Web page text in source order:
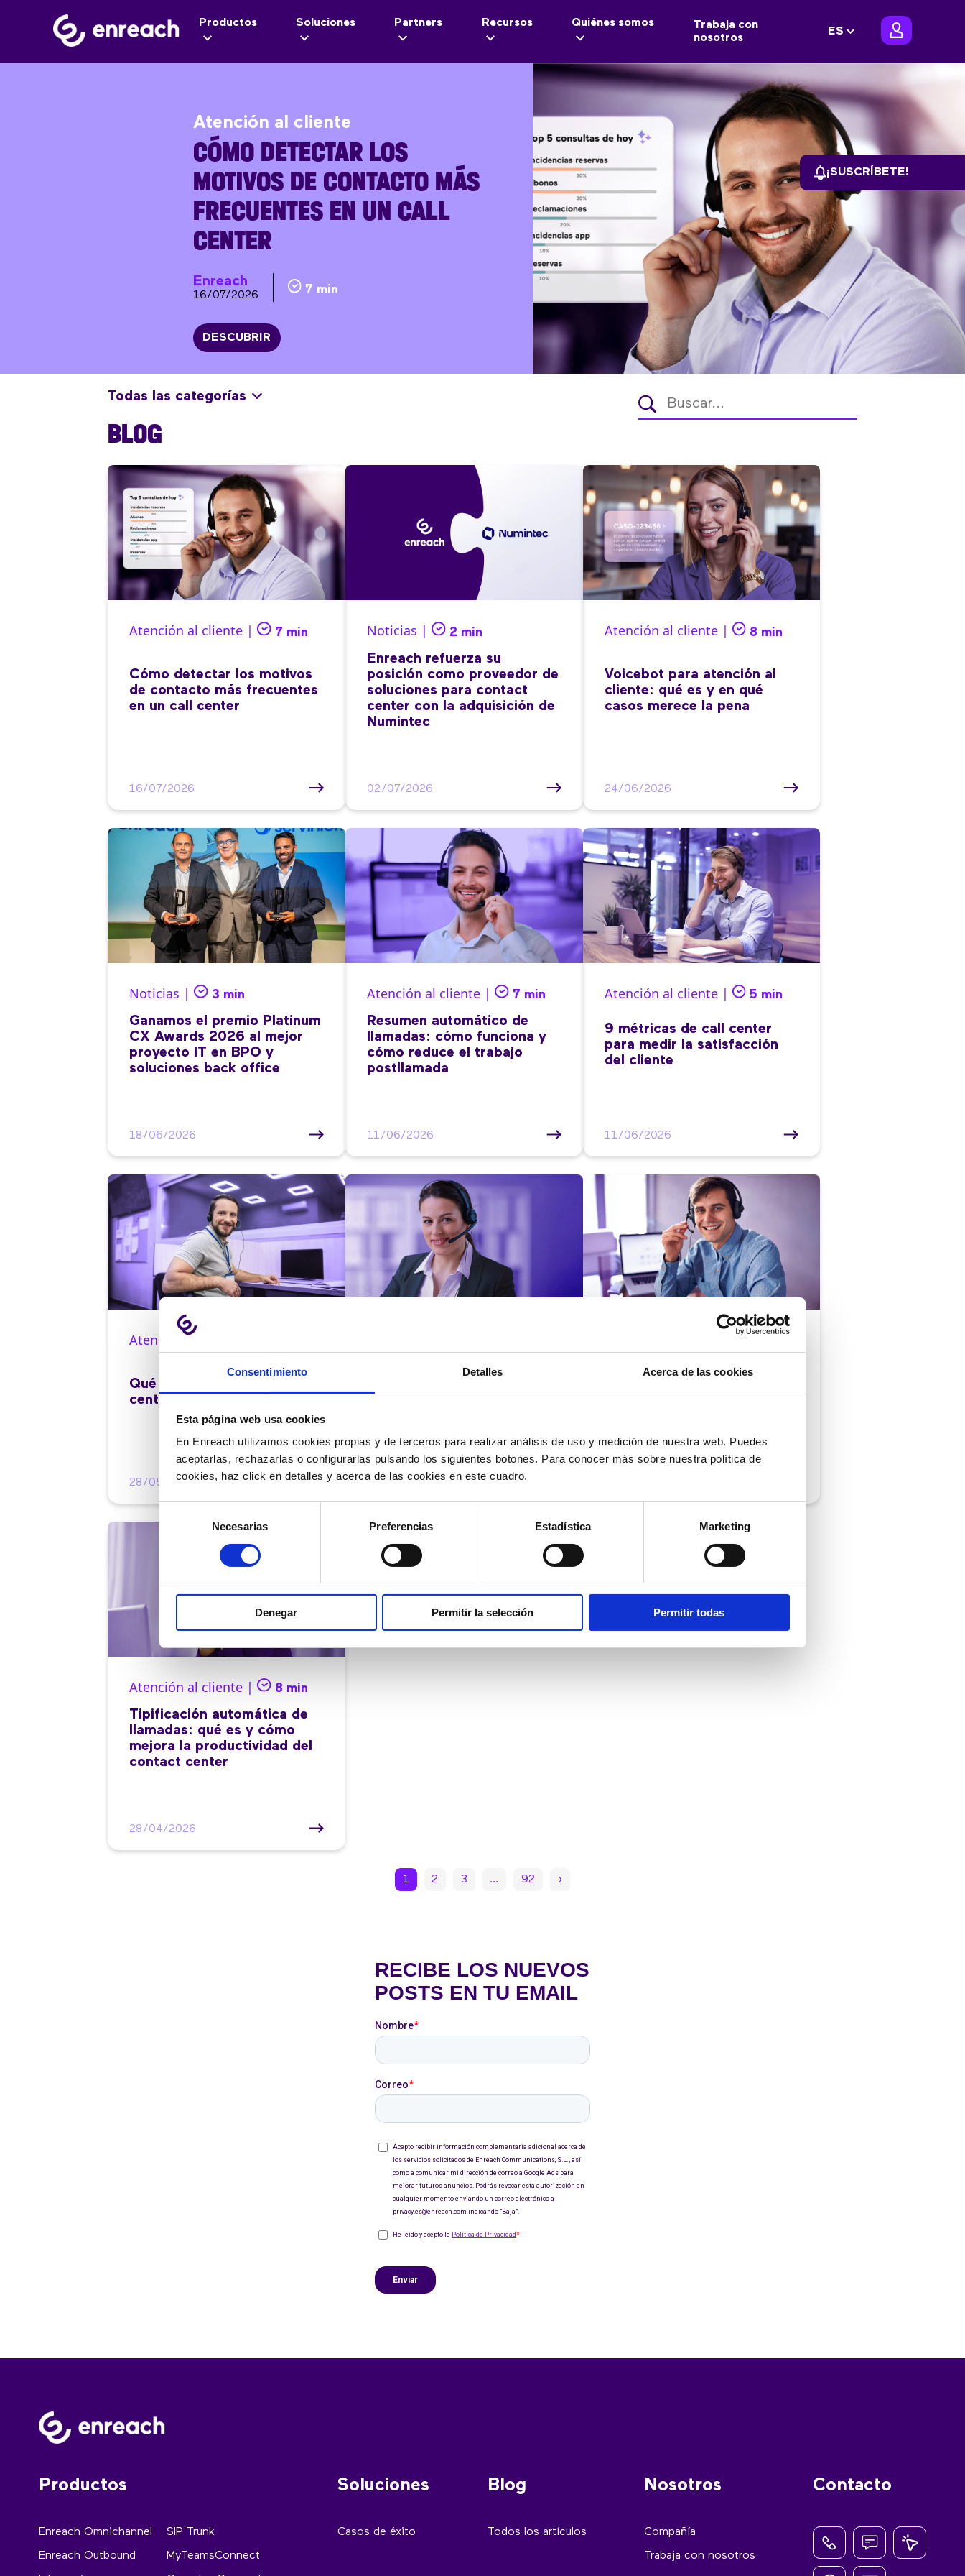
Consentimiento Detalles Acerca de las cookies
Esta página web usa cookies
En Enreach utilizamos cookies propias y de terceros para realizar análisis de uso y medición de nuestra web. Puedes
aceptarlas, rechazarlas o configurarlas pulsando los siguientes botones. Para conocer más sobre nuestra política de
cookies, haz click en detalles y acerca de las cookies en este cuadro.
consentimiento
Necesarias Preferencias Estadística Marketing
Denegar Permitir la selección Permitir todas
Productos Soluciones Partners Recursos Quiénes somos
Trabaja con
nosotros
ES
Atención al cliente
CÓMO DETECTAR LOS
MOTIVOS DE CONTACTO MÁS
FRECUENTES EN UN CALL
CENTER
Enreach
16/07/2026 7 min
DESCUBRIR
Todas las categorías
BLOG
Atención al cliente | 7 min
Cómo detectar los motivos
de contacto más frecuentes
en un call center
16/07/2026
Noticias | 2 min
Enreach refuerza su
posición como proveedor de
soluciones para contact
center con la adquisición de
Numintec
02/07/2026
Atención al cliente | 8 min
Voicebot para atención al
cliente: qué es y en qué
casos merece la pena
24/06/2026
Noticias | 3 min
Ganamos el premio Platinum
CX Awards 2026 al mejor
proyecto IT en BPO y
soluciones back office
18/06/2026
Atención al cliente | 7 min
Resumen automático de
llamadas: cómo funciona y
cómo reduce el trabajo
postllamada
11/06/2026
Atención al cliente | 5 min
9 métricas de call center
para medir la satisfacción
del cliente
11/06/2026
Atención al cliente |
Qué es el FCR en un contact
center y cómo mejorarlo
28/05/2026
Cómo automatizar la
evaluación de llamadas en
12/05/2026
Cómo comprobar si tu
los tiempos de respuesta
Atención al cliente | 8 min
Tipificación automática de
llamadas: qué es y cómo
mejora la productividad del
contact center
28/04/2026
1 2 3 … 92 ›
¡SUSCRÍBETE!
Productos
Enreach Omnichannel
Enreach Outbound
SIP Trunk
MyTeamsConnect
Soluciones
Casos de éxito
Blog
Todos los artículos
Nosotros
Compañía
Trabaja con nosotros
Contacto